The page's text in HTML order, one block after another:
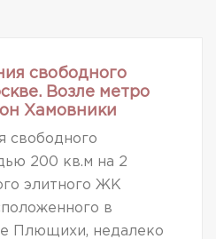
свободного
Возле метро
Хамовники
свободного
200 кв.м на 2
элитного ЖК
в
Плющихи, недалеко